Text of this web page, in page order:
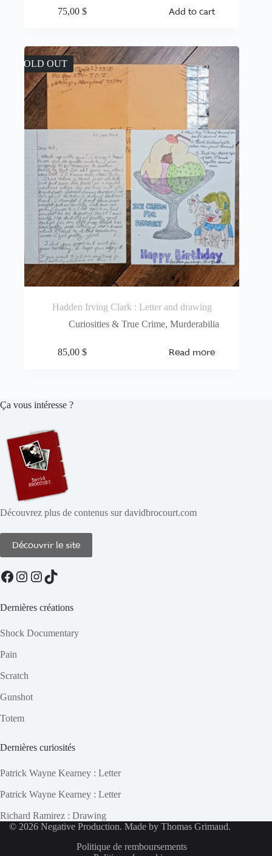
75,00 $ Add to cart
SOLD OUT
Hadden Irving Clark : Letter and drawing
Curiosities & True Crime,Murderabilia
85,00 $ Read more
Ça vous intéresse ?
Découvrez plus de contenus sur davidbrocourt.com
Découvrir le site
Facebook
Instagram
Instagram
TikTok
Dernières créations
Shock Documentary
Pain
Scratch
Gunshot
Totem
Dernières curiosités
Patrick Wayne Kearney : Letter
Patrick Wayne Kearney : Letter
Richard Ramirez : Drawing
© 2026 Negative Production. Made by Thomas Grimaud.
Politique de remboursements